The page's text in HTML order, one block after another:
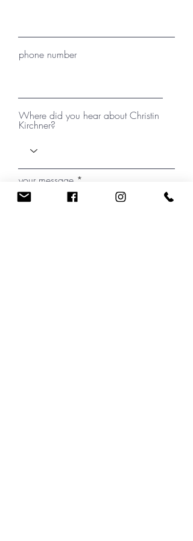
phone number
Where did you hear about Christin
Kirchner?
your message